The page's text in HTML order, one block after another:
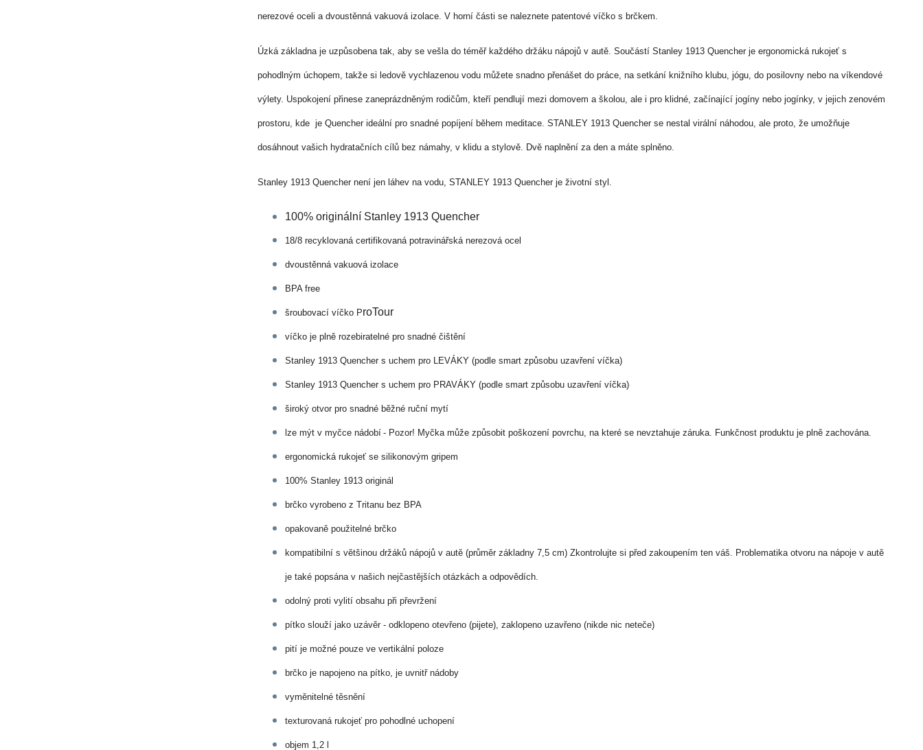
nerezové oceli a dvoustěnná vakuová izolace. V horní části se naleznete patentové víčko s brčkem.
Úzká základna je uzpůsobena tak, aby se vešla do téměř každého držáku nápojů v autě. Součástí Stanley 1913 Quencher je ergonomická rukojeť s
pohodlným úchopem, takže si ledově vychlazenou vodu můžete snadno přenášet do práce, na setkání knižního klubu, jógu, do posilovny nebo na víkendové
výlety. Uspokojení přinese zaneprázdněným rodičům, kteří pendlují mezi domovem a školou, ale i pro klidné, začínající jogíny nebo jogínky, v jejich zenovém
prostoru, kde je Quencher ideální pro snadné popíjení během meditace. STANLEY 1913 Quencher se nestal virální náhodou, ale proto, že umožňuje
dosáhnout vašich hydratačních cílů bez námahy, v klidu a stylově. Dvě naplnění za den a máte splněno.
Stanley 1913 Quencher není jen láhev na vodu, STANLEY 1913 Quencher je životní styl.
100% originální Stanley 1913 Quencher
18/8 recyklovaná certifikovaná potravinářská nerezová ocel
dvoustěnná vakuová izolace
BPA free
šroubovací víčko ProTour
víčko je plně rozebiratelné pro snadné čištění
Stanley 1913 Quencher s uchem pro LEVÁKY (podle smart způsobu uzavření víčka)
Stanley 1913 Quencher s uchem pro PRAVÁKY (podle smart způsobu uzavření víčka)
široký otvor pro snadné běžné ruční mytí
lze mýt v myčce nádobí - Pozor! Myčka může způsobit poškození povrchu, na které se nevztahuje záruka. Funkčnost produktu je plně zachována.
ergonomická rukojeť se silikonovým gripem
100% Stanley 1913 originál
brčko vyrobeno z Tritanu bez BPA
opakovaně použitelné brčko
kompatibilní s většinou držáků nápojů v autě (průměr základny 7,5 cm) Zkontrolujte si před zakoupením ten váš. Problematika otvoru na nápoje v autě
je také popsána v našich nejčastějších otázkách a odpovědích.
odolný proti vylití obsahu při převržení
pítko slouží jako uzávěr - odklopeno otevřeno (pijete), zaklopeno uzavřeno (nikde nic neteče)
pití je možné pouze ve vertikální poloze
brčko je napojeno na pítko, je uvnitř nádoby
vyměnitelné těsnění
texturovaná rukojeť pro pohodlné uchopení
objem 1,2 l